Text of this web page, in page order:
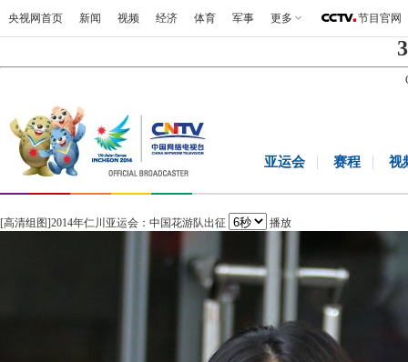
央视网首页 新闻 视频 经济 体育 军事 更多 节目官网
亚运会 赛程 视
[高清组图]2014年仁川亚运会：中国花游队出征 播放